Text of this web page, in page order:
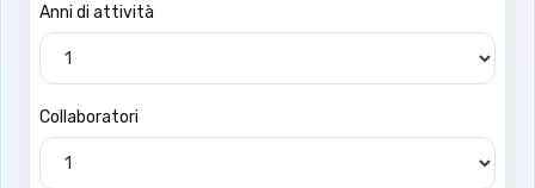
Anni di attività
Collaboratori